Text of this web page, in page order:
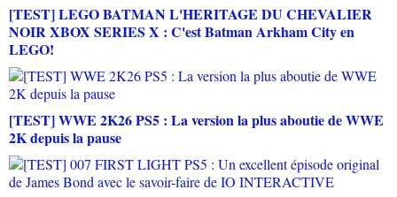
[TEST] LEGO BATMAN L'HERITAGE DU CHEVALIER
NOIR XBOX SERIES X : C'est Batman Arkham City en
LEGO!
[TEST] WWE 2K26 PS5 : La version la plus aboutie de WWE
2K depuis la pause